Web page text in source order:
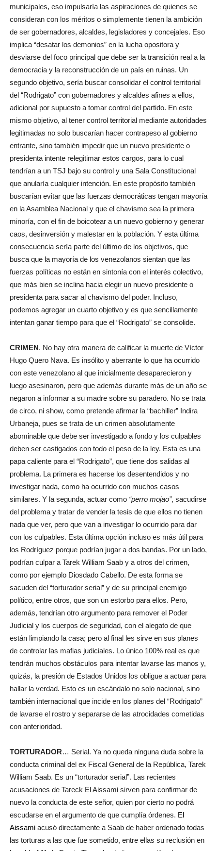
municipales, eso impulsaría las aspiraciones de quienes se
consideran con los méritos o simplemente tienen la ambición
de ser gobernadores, alcaldes, legisladores y concejales. Eso
implica “desatar los demonios” en la lucha opositora y
desviarse del foco principal que debe ser la transición real a la
democracia y la reconstrucción de un país en ruinas. Un
segundo objetivo, sería buscar consolidar el control territorial
del “Rodrigato” con gobernadores y alcaldes afines a ellos,
adicional por supuesto a tomar control del partido. En este
mismo objetivo, al tener control territorial mediante autoridades
legitimadas no solo buscarían hacer contrapeso al gobierno
entrante, sino también impedir que un nuevo presidente o
presidenta intente relegitimar estos cargos, para lo cual
tendrían a un TSJ bajo su control y una Sala Constitucional
que anularía cualquier intención. En este propósito también
buscarían evitar que las fuerzas democráticas tengan mayoría
en la Asamblea Nacional y que el chavismo sea la primera
minoría, con el fin de boicotear a un nuevo gobierno y generar
caos, desinversión y malestar en la población. Y esta última
consecuencia sería parte del último de los objetivos, que
busca que la mayoría de los venezolanos sientan que las
fuerzas políticas no están en sintonía con el interés colectivo,
que más bien se inclina hacia elegir un nuevo presidente o
presidenta para sacar al chavismo del poder. Incluso,
podemos agregar un cuarto objetivo y es que sencillamente
intentan ganar tiempo para que el “Rodrigato” se consolide.
CRIMEN. No hay otra manera de calificar la muerte de Víctor
Hugo Quero Nava. Es insólito y aberrante lo que ha ocurrido
con este venezolano al que inicialmente desaparecieron y
luego asesinaron, pero que además durante más de un año se
negaron a informar a su madre sobre su paradero. No se trata
de circo, ni show, como pretende afirmar la “bachiller” Indira
Urbaneja, pues se trata de un crimen absolutamente
abominable que debe ser investigado a fondo y los culpables
deben ser castigados con todo el peso de la ley. Esta es una
papa caliente para el “Rodrigato”, que tiene dos salidas al
problema. La primera es hacerse los desentendidos y no
investigar nada, como ha ocurrido con muchos casos
similares. Y la segunda, actuar como “perro mojao”, sacudirse
del problema y tratar de vender la tesis de que ellos no tienen
nada que ver, pero que van a investigar lo ocurrido para dar
con los culpables. Esta última opción incluso es más útil para
los Rodríguez porque podrían jugar a dos bandas. Por un lado,
podrían culpar a Tarek William Saab y a otros del crimen,
como por ejemplo Diosdado Cabello. De esta forma se
sacuden del “torturador serial” y de su principal enemigo
político, entre otros, que son un estorbo para ellos. Pero,
además, tendrían otro argumento para remover el Poder
Judicial y los cuerpos de seguridad, con el alegato de que
están limpiando la casa; pero al final les sirve en sus planes
de controlar las mafias judiciales. Lo único 100% real es que
tendrán muchos obstáculos para intentar lavarse las manos y,
quizás, la presión de Estados Unidos los obligue a actuar para
hallar la verdad. Esto es un escándalo no solo nacional, sino
también internacional que incide en los planes del “Rodrigato”
de lavarse el rostro y separarse de las atrocidades cometidas
con anterioridad.
TORTURADOR… Serial. Ya no queda ninguna duda sobre la
conducta criminal del ex Fiscal General de la República, Tarek
William Saab. Es un “torturador serial”. Las recientes
acusaciones de Tareck El Aissami sirven para confirmar de
nuevo la conducta de este señor, quien por cierto no podrá
escudarse en el argumento de que cumplía órdenes. El
Aissami acusó directamente a Saab de haber ordenado todas
las torturas a las que fue sometido, entre ellas su reclusión en